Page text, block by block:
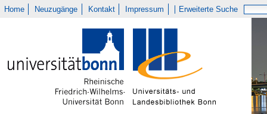
Home Neuzugänge Kontakt Impressum Erweiterte Suche